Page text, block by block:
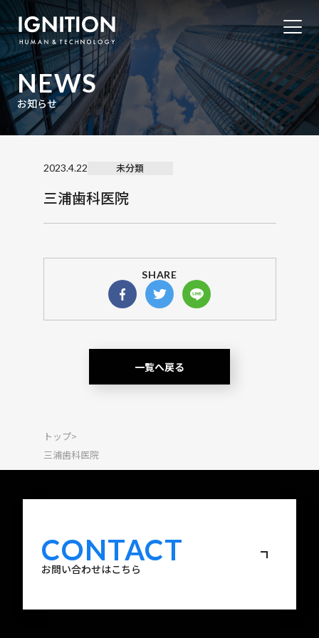
NEWS
お知らせ
2023.4.22 未分類
三浦歯科医院
SHARE
一覧へ戻る
トップ>
三浦歯科医院
CONTACT
お問い合わせはこちら